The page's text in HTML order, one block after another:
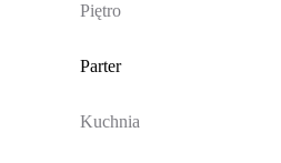
Piętro
Parter
Kuchnia